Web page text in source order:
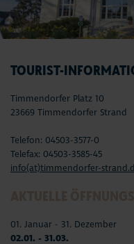
TOURIST-
Timmendorfer Platz 10
23669 Timmendorfer Strand
Telefon: 04503-3577-0
Telefax: 04503-3585-45
info(at)timmendorfer-
01. Januar - 31. Dezember
02.01. - 31.03.